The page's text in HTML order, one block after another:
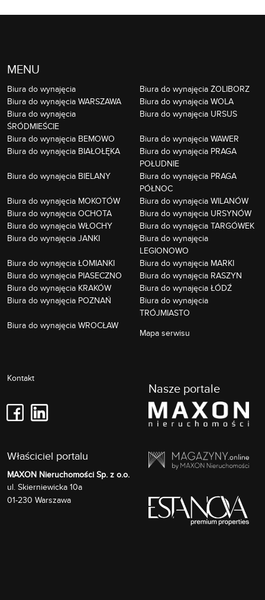
MENU
Biura do wynajęcia
Biura do wynajęcia ŻOLIBORZ
Biura do wynajęcia WARSZAWA
Biura do wynajęcia WOLA
Biura do wynajęcia
ŚRÓDMIEŚCIE
Biura do wynajęcia URSUS
Biura do wynajęcia BEMOWO
Biura do wynajęcia WAWER
Biura do wynajęcia BIAŁOŁĘKA
Biura do wynajęcia PRAGA
POŁUDNIE
Biura do wynajęcia BIELANY
Biura do wynajęcia PRAGA
PÓŁNOC
Biura do wynajęcia MOKOTÓW
Biura do wynajęcia WILANÓW
Biura do wynajęcia OCHOTA
Biura do wynajęcia URSYNÓW
Biura do wynajęcia WŁOCHY
Biura do wynajęcia TARGÓWEK
Biura do wynajęcia JANKI
Biura do wynajęcia
LEGIONOWO
Biura do wynajęcia ŁOMIANKI
Biura do wynajęcia MARKI
Biura do wynajęcia PIASECZNO
Biura do wynajęcia RASZYN
Biura do wynajęcia KRAKÓW
Biura do wynajęcia ŁÓDŹ
Biura do wynajęcia POZNAŃ
Biura do wynajęcia
TRÓJMIASTO
Biura do wynajęcia WROCŁAW
Mapa serwisu
Kontakt
Właściciel portalu
MAXON Nieruchomości Sp. z o.o.
ul. Skierniewicka 10a
01-230 Warszawa
Nasze portale